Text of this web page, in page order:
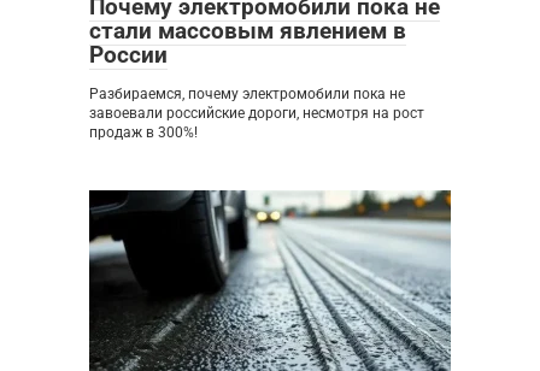
Почему электромобили пока не
стали массовым явлением в
России
Разбираемся, почему электромобили пока не
завоевали российские дороги, несмотря на рост
продаж в 300%!